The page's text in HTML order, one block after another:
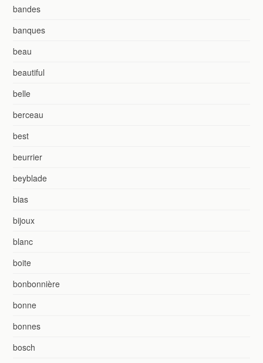
bandes
banques
beau
beautiful
belle
berceau
best
beurrier
beyblade
bias
bijoux
blanc
boite
bonbonnière
bonne
bonnes
bosch